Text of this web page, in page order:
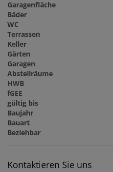
Garagenfläche
Bäder
WC
Terrassen
Keller
Gärten
Garagen
Abstellräume
HWB
fGEE
gültig bis
Baujahr
Bauart
Beziehbar
Kontaktieren Sie uns